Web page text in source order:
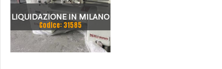
LIQUIDAZIONE IN MILANO
Codice: 31585